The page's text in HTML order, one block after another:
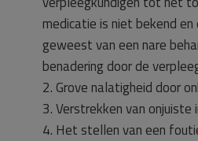
medicatie is niet bekend en
geweest van een nare
benadering door de
2. Grove nalatigheid door
3. Verstrekken van
4. Het stellen van een